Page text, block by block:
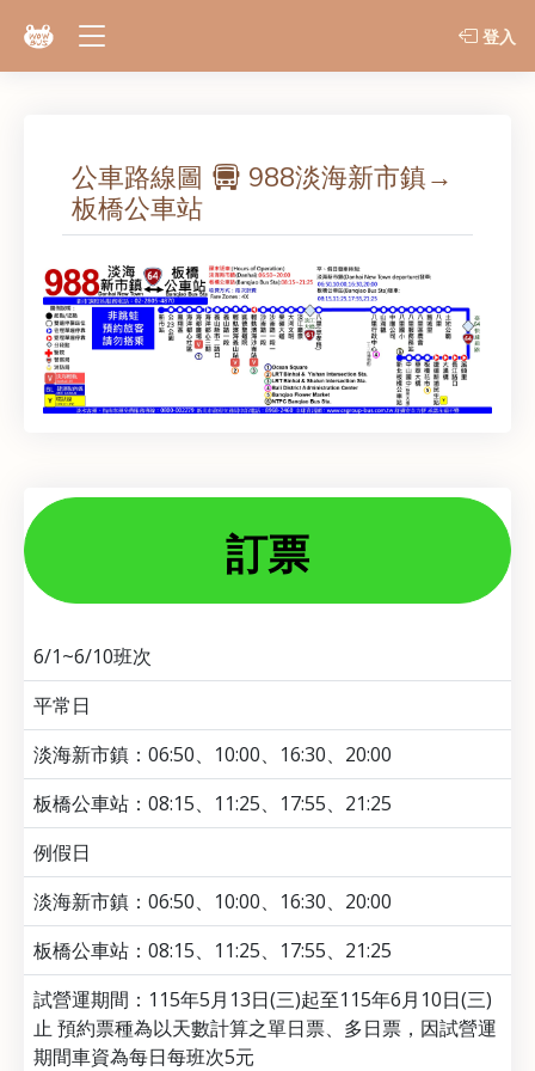
登入
公車路線圖
988淡海新市鎮→
板橋公車站
訂票
6/1~6/10班次
平常日
淡海新市鎮：06:50、10:00、16:30、20:00
板橋公車站：08:15、11:25、17:55、21:25
例假日
淡海新市鎮：06:50、10:00、16:30、20:00
板橋公車站：08:15、11:25、17:55、21:25
試營運期間：115年5月13日(三)起至115年6月10日(三)
止 預約票種為以天數計算之單日票、多日票，因試營運
期間車資為每日每班次5元